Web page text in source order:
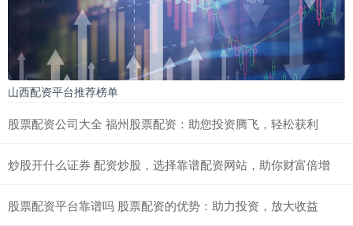
山西配资平台推荐榜单
股票配资公司大全 福州股票配资：助您投资腾飞，轻松获利
炒股开什么证券 配资炒股，选择靠谱配资网站，助你财富倍增
股票配资平台靠谱吗 股票配资的优势：助力投资，放大收益